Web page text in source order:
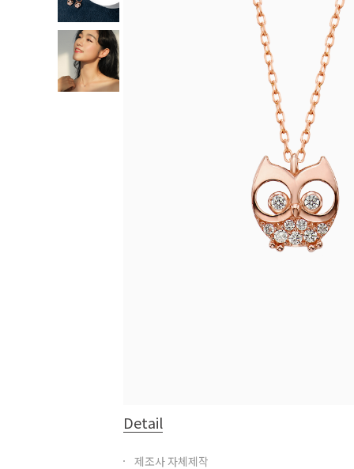
Detail
제조사 자체제작